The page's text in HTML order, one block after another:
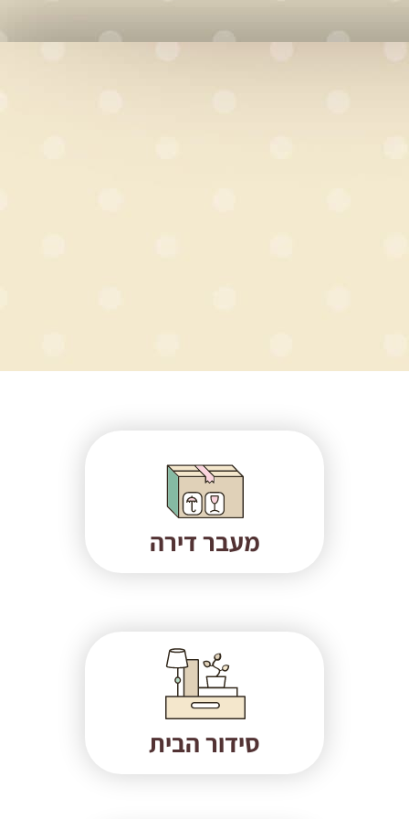
מעבר דירה
סידור הבית